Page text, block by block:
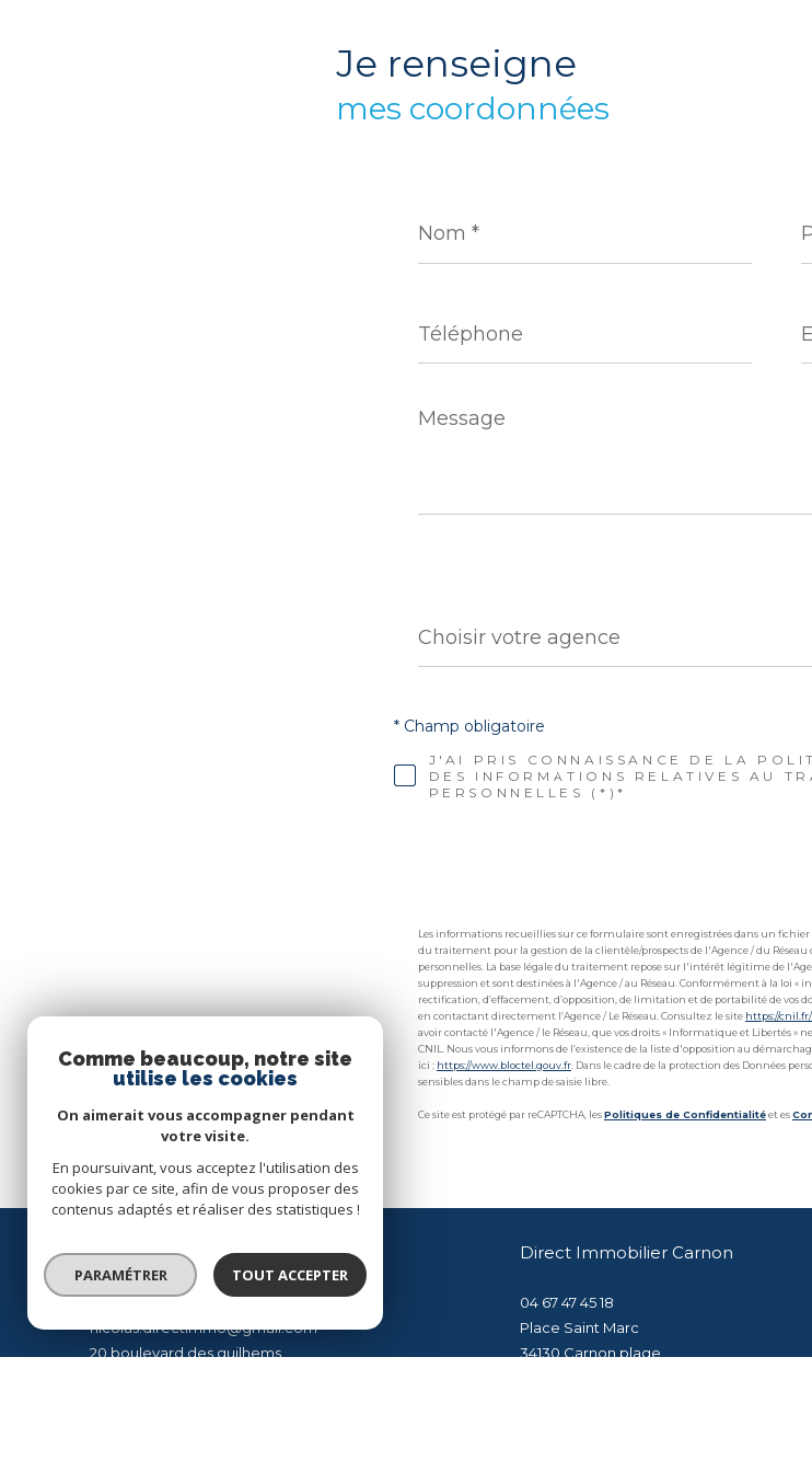
je renseigne
mes coordonnées
* *
*
Message
*
votre
agence
Choisir votre agence
J'AI PRIS CONNAISSANCE DE LA
DES INFORMATIONS RELATIVES AU
PERSONNELLES (*)*
* Champ obligatoire
Les informations recueillies sur ce formulaire sont enregistrées dans un
du traitement pour la gestion de la clientèle/prospects de l'Agence / du Réseau
personnelles. La base légale du traitement repose sur l'intérêt légitime de
suppression et sont destinées à l'Agence / au Réseau. Conformément à la loi «
rectification, d’effacement, d’opposition, de limitation et de portabilité de
en contactant directement l’Agence / Le Réseau. Consultez le site https://
avoir contacté l'Agence / le Réseau, que vos droits « Informatique et Libertés »
CNIL. Nous vous informons de l’existence de la liste d'opposition au
ici : https://www.bloctel.gouv.fr . Dans le cadre de la protection des Données
sensibles dans le champ de saisie libre.
Ce site est protégé par reCAPTCHA, lesPolitiques de Confidentialitéet es
Direct Immobilier Palavas-les-Flots
04 99 64 42 72
nicolas.directimmo@gmail.com
20 boulevard des guilhems
Direct Immobilier Carnon
04 67 47 45 18
Place Saint Marc
34130
carnon plage
Comme beaucoup, notre site
utilise les cookies
On aimerait vous accompagner pendant
votre visite.
En poursuivant, vous acceptez l'utilisation des
cookies par ce site, afin de vous proposer des
contenus adaptés et réaliser des statistiques !
PARAMÉTRER TOUT ACCEPTER